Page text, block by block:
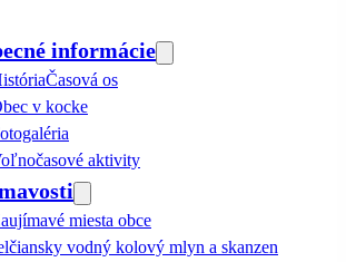
informácie
Časová os
v kocke
aktivity
miesta obce
vodný kolový mlyn a skanzen